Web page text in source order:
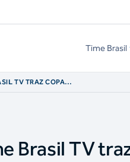
Time Brasil
TV TRAZ COPA
Brasil TV